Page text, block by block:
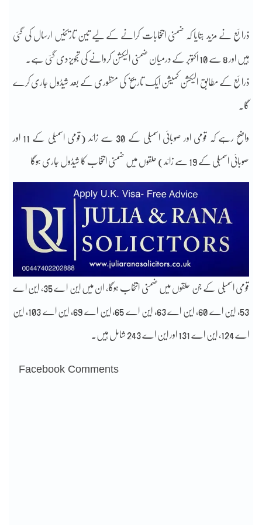
ذرائع نے مزید بتایا کہ ضمنی انتخابات کرانے کے لیے تین تاریخیں ارسال کی گئی
ہیں اور 8 سے 10 اکتوبر کے درمیان ضمنی الیکشن کروانے کی تجویز دی گئی ہے۔
ذرائع کے مطابق الیکشن کمیشن ایک تاریخ کی منظوری کے بعد شیڈول جاری کرے
گا۔
واضح رہے کہ قومی اور صوبائی اسمبلی کے 30 سے زائد (قومی اسمبلی کے 11 اور
صوبائی اسمبلی کے 19 سے زائد) حلقوں میں ضمنی انتخاب کا شیڈول جاری ہوگا
قومی اسمبلی کے جن حلقوں میں ضمنی انتخاب ہوگا، ان میں این اے 35، این اے
53، این اے 60، این اے 63، این اے 65، این اے 69، این اے 103، این
اے 124، این اے 131 اور این اے 243 شامل ہیں۔
Facebook Comments